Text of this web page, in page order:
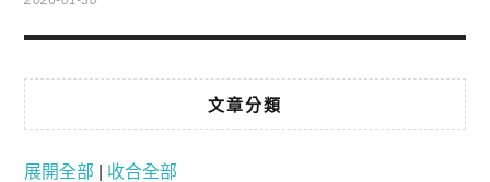
文章分類
展開全部
收合全部